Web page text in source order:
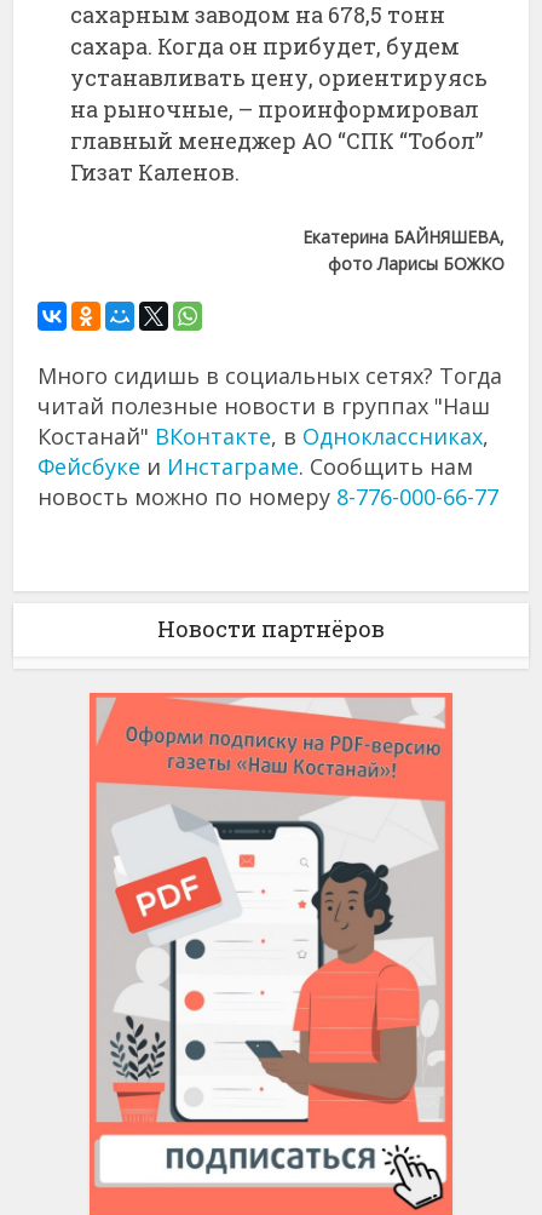
сахарным заводом на 678,5 тонн
сахара. Когда он прибудет, будем
устанавливать цену, ориентируясь
на рыночные, – проинформировал
главный менеджер АО “СПК “Тобол”
Гизат Каленов.
Екатерина БАЙНЯШЕВА,
фото Ларисы БОЖКО
Много сидишь в социальных сетях? Тогда
читай полезные новости в группах "Наш
Костанай" ВКонтакте, в Одноклассниках,
Фейсбуке и Инстаграме. Сообщить нам
новость можно по номеру 8-776-000-66-77
Новости партнёров